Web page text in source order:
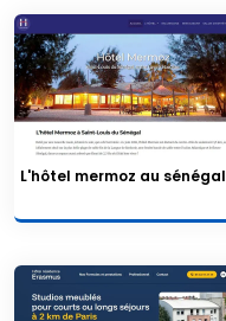
L'hôtel mermoz au sénégal